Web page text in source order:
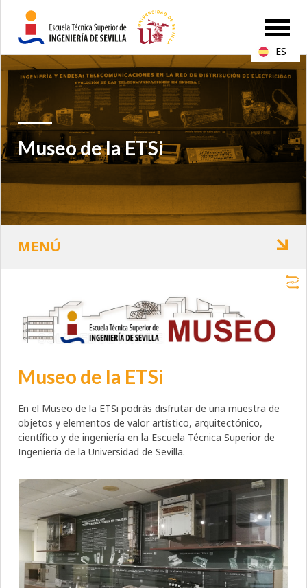
Museo de la ETSi
Museo de la ETSi
En el Museo de la ETSi podrás disfrutar de una muestra de
objetos y elementos de valor artístico, arquitectónico,
científico y de ingeniería en la Escuela Técnica Superior de
Ingeniería de la Universidad de Sevilla.
ES